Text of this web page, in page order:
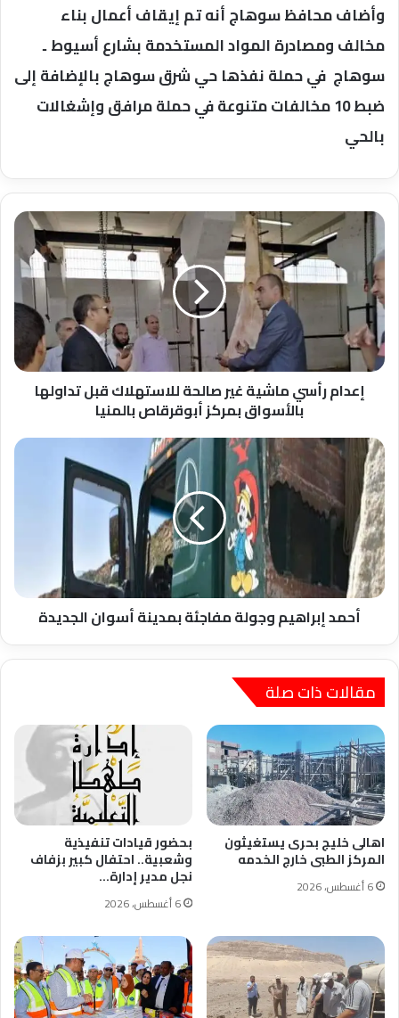
وأضاف محافظ سوهاج أنه تم إيقاف أعمال بناء
مخالف ومصادرة المواد المستخدمة بشارع أسيوط ـ
سوهاج في حملة نفذها حي شرق سوهاج بالإضافة إلى
ضبط 10 مخالفات متنوعة في حملة مرافق وإشغالات
بالحي
إعدام
رأسي
ماشية
غير
صالحة
للاستهلاك
قبل
تداولها
بالأسواق
بمركز
أبوقرقاص
إعدام رأسي ماشية غير صالحة للاستهلاك قبل تداولها
بالأسواق بمركز أبوقرقاص بالمنيا
أحمد
إبراهيم
وجولة
مفاجئة
بمدينة
أسوان
الجديدة
أحمد إبراهيم وجولة مفاجئة بمدينة أسوان الجديدة
مقالات ذات صلة
اهالى خليج بحرى يستغيثون
المركز الطبى خارج الخدمه
6 أغسطس، 2026
بحضور قيادات تنفيذية
وشعبية.. احتفال كبير بزفاف
نجل مدير إدارة…
6 أغسطس، 2026